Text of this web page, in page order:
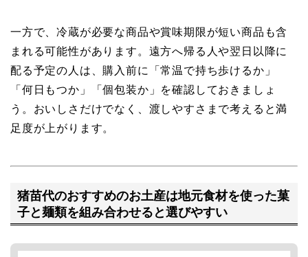
一方で、冷蔵が必要な商品や賞味期限が短い商品も含
まれる可能性があります。遠方へ帰る人や翌日以降に
配る予定の人は、購入前に「常温で持ち歩けるか」
「何日もつか」「個包装か」を確認しておきましょ
う。おいしさだけでなく、渡しやすさまで考えると満
足度が上がります。
猪苗代のおすすめのお土産は地元食材を使った菓
子と麺類を組み合わせると選びやすい